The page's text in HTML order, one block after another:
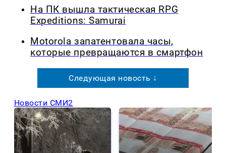
На ПК вышла тактическая RPG
Expeditions: Samurai
Motorola запатентовала часы,
которые превращаются в смартфон
Следующая новость ↓
Новости СМИ2